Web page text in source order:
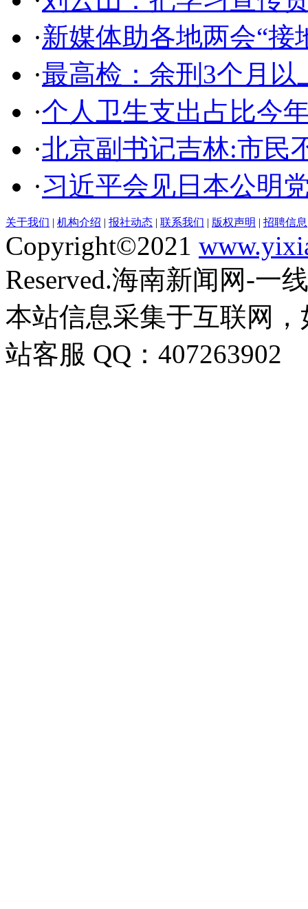
·新媒体助各地两会“接
·最高检：余刑3个月以
·个人卫生支出占比今
·北京副书记吉林:市民
·习近平会见日本公明
关于我们 | 机构介绍 | 报社动态 | 联系我们 | 版权声明 | 招聘信息
Copyright©2021
Reserved.海南新闻网-一
本站信息采集于互联网
站客服 QQ：407263902